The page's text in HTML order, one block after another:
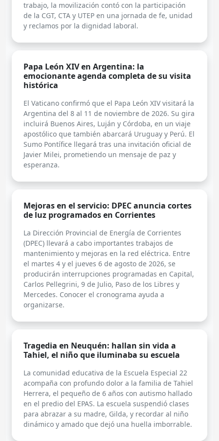
trabajo, la movilización contó con la participación
de la CGT, CTA y UTEP en una jornada de fe, unidad
y reclamos por la dignidad laboral.
Papa León XIV en Argentina: la
emocionante agenda completa de su visita
histórica
El Vaticano confirmó que el Papa León XIV visitará la
Argentina del 8 al 11 de noviembre de 2026. Su gira
incluirá Buenos Aires, Luján y Córdoba, en un viaje
apostólico que también abarcará Uruguay y Perú. El
Sumo Pontífice llegará tras una invitación oficial de
Javier Milei, prometiendo un mensaje de paz y
esperanza.
Mejoras en el servicio: DPEC anuncia cortes
de luz programados en Corrientes
La Dirección Provincial de Energía de Corrientes
(DPEC) llevará a cabo importantes trabajos de
mantenimiento y mejoras en la red eléctrica. Entre
el martes 4 y el jueves 6 de agosto de 2026, se
producirán interrupciones programadas en Capital,
Carlos Pellegrini, 9 de Julio, Paso de los Libres y
Mercedes. Conocer el cronograma ayuda a
organizarse.
Tragedia en Neuquén: hallan sin vida a
Tahiel, el niño que iluminaba su escuela
La comunidad educativa de la Escuela Especial 22
acompaña con profundo dolor a la familia de Tahiel
Herrera, el pequeño de 6 años con autismo hallado
en el predio del EPAS. La escuela suspendió clases
para abrazar a su madre, Gilda, y recordar al niño
dinámico y amado que dejó una huella imborrable.